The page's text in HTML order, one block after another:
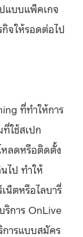
แบบแพ็คเกจ
จให้รอดต่อไป
ที่ทำให้การ
ใช้สเปก
หลดหรือติดตั้ง
ไป ทำให้
น็ตหรือไลบารี่
การ OnLive
การแบบสมัคร